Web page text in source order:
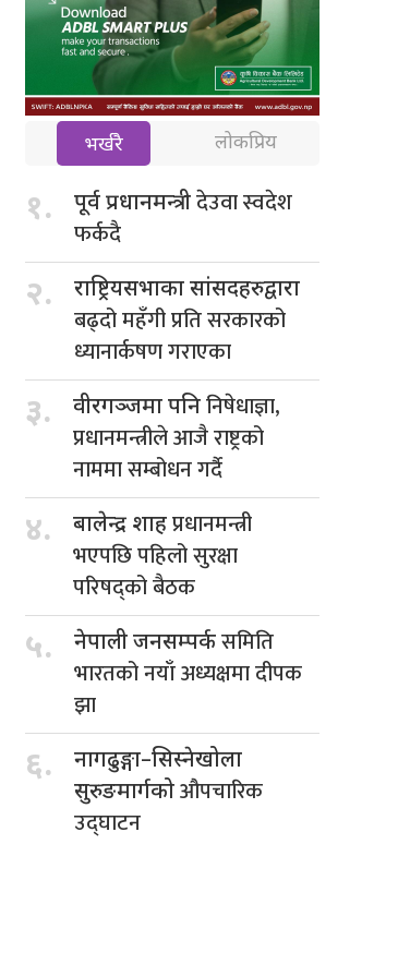
भर्खरै लोकप्रिय
१. पूर्व प्रधानमन्त्रीदेउवा स्वदेश
फर्कदै
२. राष्ट्रियसभाका सांसदहरुद्वारा
बढ्दो महँगी प्रति सरकारको
ध्यानार्कषण गराएका
३. वीरगञ्जमा पनिनिषेधाज्ञा,
प्रधानमन्त्रीले आजै राष्ट्रको
नाममा सम्बोधन गर्दै
४. बालेन्द्र शाहप्रधानमन्त्री
भएपछि पहिलो सुरक्षा
परिषद्को बैठक
५. नेपाली जनसम्पर्कसमिति
भारतको नयाँ अध्यक्षमा दीपक
झा
६.
नागढुङ्गा–सिस्नेखोला
सुरुङमार्गकोऔपचारिक
उद्घाटन